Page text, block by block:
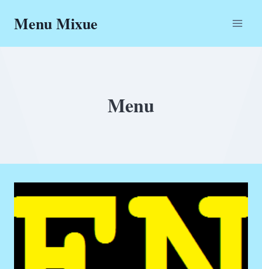
Menu Mixue
Menu